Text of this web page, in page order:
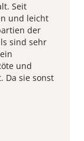
Seit
und leicht
der
sind sehr
und
Da sie sonst